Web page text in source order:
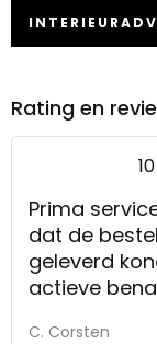
Rating en
10
Prima
dat de
geleverd
actieve
C. Corsten